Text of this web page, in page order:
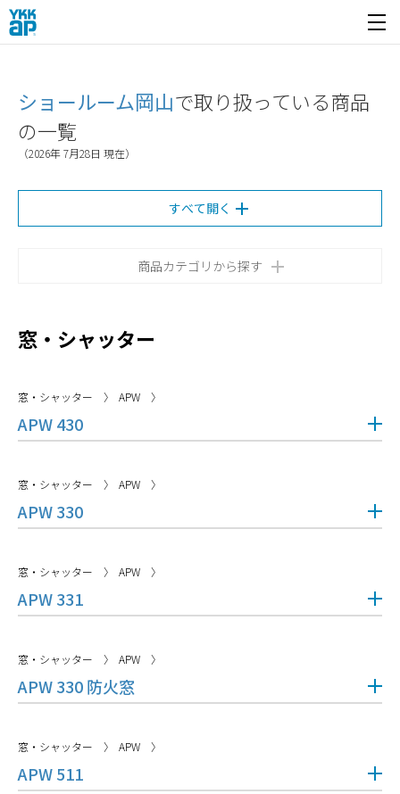
開く
ショールーム岡山で取り扱っている商品
の一覧
（2026年 7月28日 現在）
すべて開く
商品カテゴリから探す
窓・シャッター
APW 430
窓・シャッター APW
APW 330
窓・シャッター APW
APW 331
窓・シャッター APW
APW 330 防火窓
窓・シャッター APW
APW 511
窓・シャッター APW